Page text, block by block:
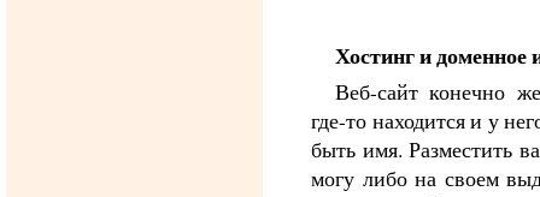
Хостинг и доменное
Веб-сайт конечно
где-то находится и у
быть имя. Разместить
могу либо на своем